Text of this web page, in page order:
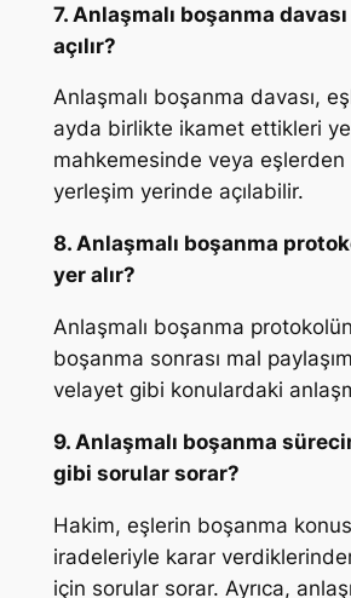
7. Anlaşmalı boşanma
açılır?
Anlaşmalı boşanma davası,
ayda birlikte ikamet ettikleri
mahkemesinde veya eşlerden
yerleşim yerinde açılabilir.
8. Anlaşmalı boşanma
yer alır?
Anlaşmalı boşanma
boşanma sonrası mal
velayet gibi konulardaki
9. Anlaşmalı boşanma
gibi sorular sorar?
Hakim, eşlerin boşanma
iradeleriyle karar
için sorular sorar. Ayrıca,